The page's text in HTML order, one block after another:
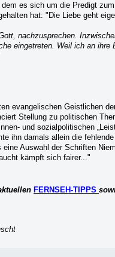
es sich um die Predigt
hat: "Die Liebe geht
nachzusprechen.
eingetreten. Weil ich an ihre
evangelischen Geistlichen
Stellung zu politischen
und sozialpolitischen
ihn damals allein die
Auswahl der Schriften
kämpft sich fairer..."
FERNSEH-TIPPS